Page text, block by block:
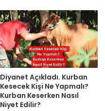
Diyanet Açıkladı. Kurban
Kesecek Kişi Ne Yapmalı?
Kurban Keserken Nasıl
Niyet Edilir?